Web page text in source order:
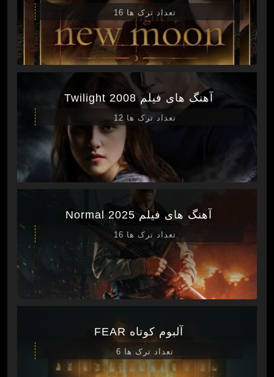
تعداد ترک ها 16
آهنگ های فیلم Twilight 2008
تعداد ترک ها 12
آهنگ های فیلم Normal 2025
تعداد ترک ها 16
آلبوم کوتاه FEAR
تعداد ترک ها 6